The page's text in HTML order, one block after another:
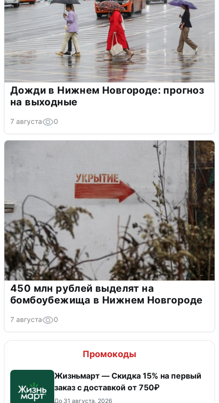
Дожди в Нижнем Новгороде: прогноз
на выходные
7 августа 0
450 млн рублей выделят на
бомбоубежища в Нижнем Новгороде
7 августа 0
Промокоды
Жизньмарт — Скидка 15% на первый
заказ с доставкой от 750₽
До 31 августа, 2026